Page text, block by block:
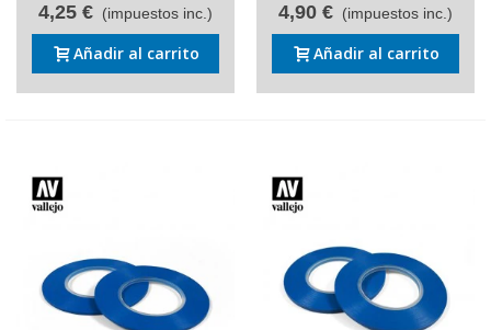
4,25 € (impuestos inc.)
Añadir al carrito
4,90 € (impuestos inc.)
Añadir al carrito